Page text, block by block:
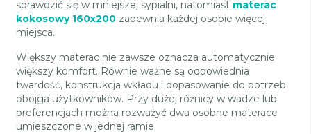
sprawdzić się w mniejszej sypialni, natomiast materac
kokosowy 160x200 zapewnia każdej osobie więcej
miejsca.
Większy materac nie zawsze oznacza automatycznie
większy komfort. Równie ważne są odpowiednia
twardość, konstrukcja wkładu i dopasowanie do potrzeb
obojga użytkowników. Przy dużej różnicy w wadze lub
preferencjach można rozważyć dwa osobne materace
umieszczone w jednej ramie.